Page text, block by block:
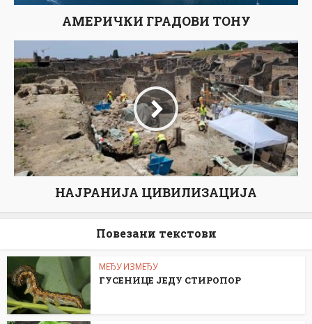
АМЕРИЧКИ ГРАДОВИ ТОНУ
НАЈРАНИЈА ЦИВИЛИЗАЦИЈА
Повезани текстови
МЕЂУ ИЗМЕЂУ
ГУСЕНИЦЕ ЈЕДУ СТИРОПОР